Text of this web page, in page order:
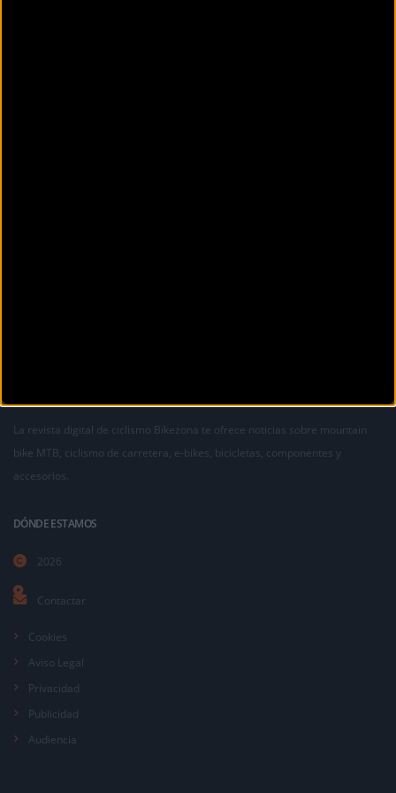
La revista digital de ciclismo Bikezona te ofrece noticias sobre mountain
bike MTB, ciclismo de carretera, e-bikes, bicicletas, componentes y
accesorios.
DÓNDE ESTAMOS
2026
Contactar
Cookies
Aviso Legal
Privacidad
Publicidad
Audiencia